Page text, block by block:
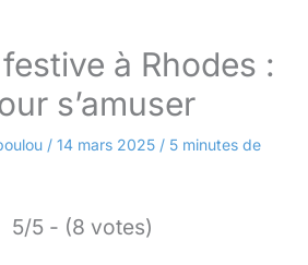
à Rhodes :
s’amuser
/ 14 mars 2025 / 5 minutes de
5/5 - (8 votes)